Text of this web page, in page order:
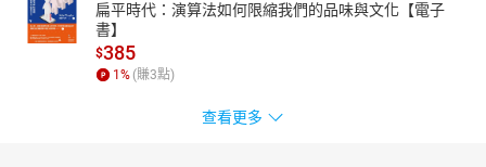
扁平時代：演算法如何限縮我們的品味與文化【電子
書】
$385
1 % (賺3點)
查看更多